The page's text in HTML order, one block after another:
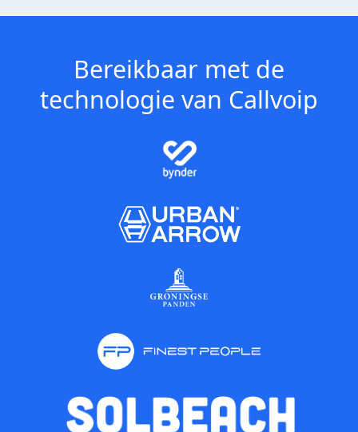
Bereikbaar met de
technologie van Callvoip